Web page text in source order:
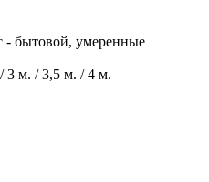
- бытовой, умеренные
3 м. / 3,5 м. / 4 м.